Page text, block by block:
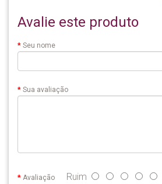
Avalie este produto
Seu nome
Sua avaliação
Avaliação Ruim